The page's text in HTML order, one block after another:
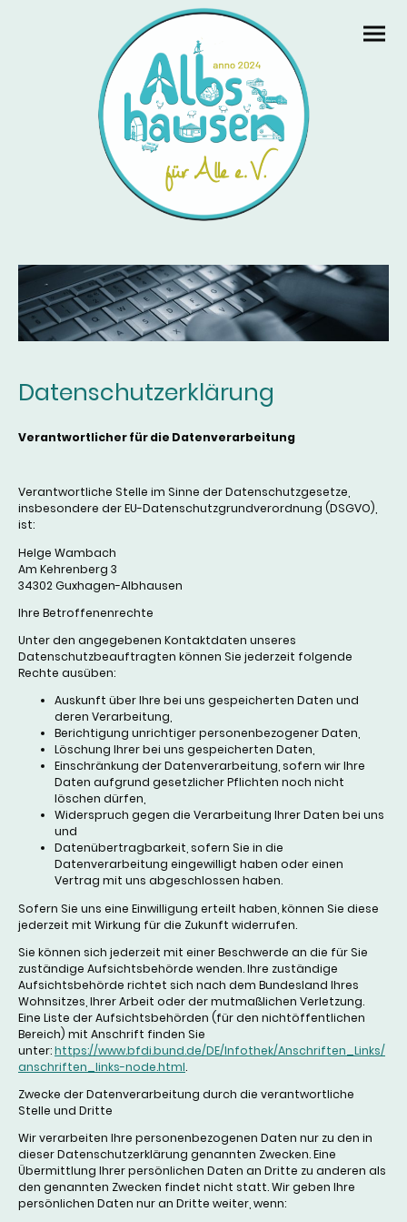
Datenschutzerklärung
Verantwortlicher für die Datenverarbeitung
Verantwortliche Stelle im Sinne der Datenschutzgesetze,
insbesondere der EU-Datenschutzgrundverordnung (DSGVO),
ist:
Helge Wambach
Am Kehrenberg 3
34302 Guxhagen-Albhausen
Ihre Betroffenenrechte
Unter den angegebenen Kontaktdaten unseres
Datenschutzbeauftragten können Sie jederzeit folgende
Rechte ausüben:
Auskunft über Ihre bei uns gespeicherten Daten und
deren Verarbeitung,
Berichtigung unrichtiger personenbezogener Daten,
Löschung Ihrer bei uns gespeicherten Daten,
Einschränkung der Datenverarbeitung, sofern wir Ihre
Daten aufgrund gesetzlicher Pflichten noch nicht
löschen dürfen,
Widerspruch gegen die Verarbeitung Ihrer Daten bei uns
und
Datenübertragbarkeit, sofern Sie in die
Datenverarbeitung eingewilligt haben oder einen
Vertrag mit uns abgeschlossen haben.
Sofern Sie uns eine Einwilligung erteilt haben, können Sie diese
jederzeit mit Wirkung für die Zukunft widerrufen.
Sie können sich jederzeit mit einer Beschwerde an die für Sie
zuständige Aufsichtsbehörde wenden. Ihre zuständige
Aufsichtsbehörde richtet sich nach dem Bundesland Ihres
Wohnsitzes, Ihrer Arbeit oder der mutmaßlichen Verletzung.
Eine Liste der Aufsichtsbehörden (für den nichtöffentlichen
Bereich) mit Anschrift finden Sie
unter:https://www.bfdi.bund.de/DE/Infothek/Anschriften_Links/
anschriften_links-node.html.
Zwecke der Datenverarbeitung durch die verantwortliche
Stelle und Dritte
Wir verarbeiten Ihre personenbezogenen Daten nur zu den in
dieser Datenschutzerklärung genannten Zwecken. Eine
Übermittlung Ihrer persönlichen Daten an Dritte zu anderen als
den genannten Zwecken findet nicht statt. Wir geben Ihre
persönlichen Daten nur an Dritte weiter, wenn: